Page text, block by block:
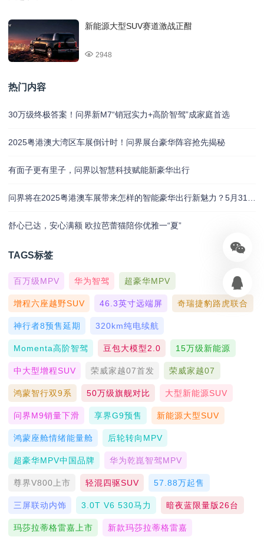
新能源大型SUV赛道激战正酣
2948
热门内容
30万级终极答案！问界新M7“销冠实力+高阶智驾”成家庭首选
2025粤港澳大湾区车展倒计时！问界展台豪华阵容抢先揭秘
有面子更有里子，问界以智慧科技赋能新豪华出行
舒心已达，安心满额 欧拉芭蕾猫陪你优雅一“夏”
TAGS标签
百万级MPV 华为智驾 超豪华MPV
增程六座越野SUV 46.3英寸远端屏 奇瑞捷豹路虎联合
神行者8预售延期 320km纯电续航
Momenta高阶智驾 豆包大模型2.0 15万级新能源
中大型增程SUV 荣威家越07首发 荣威家越07
鸿蒙智行双9系 50万级旗舰对比 大型新能源SUV
问界M9销量下滑 享界G9预售 新能源大型SUV
鸿蒙座舱情绪能量舱 后轮转向MPV
超豪华MPV中国品牌 华为乾崑智驾MPV
尊界V800上市 轻混四驱SUV 57.88万起售
三屏联动内饰 3.0T V6 530马力 暗夜蓝限量版26台
玛莎拉蒂格雷嘉上市 新款玛莎拉蒂格雷嘉